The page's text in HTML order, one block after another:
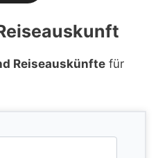
Reiseauskünfte für